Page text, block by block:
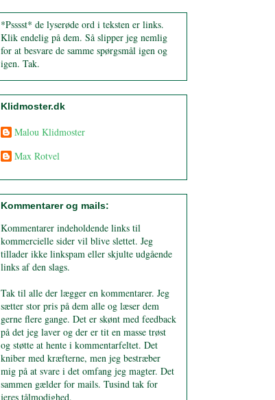
*Psssst* de lyserøde ord i teksten er links.
Klik endelig på dem. Så slipper jeg nemlig
for at besvare de samme spørgsmål igen og
igen. Tak.
Klidmoster.dk
Malou Klidmoster
Max Rotvel
Kommentarer og mails:
Kommentarer indeholdende links til
kommercielle sider vil blive slettet. Jeg
tillader ikke linkspam eller skjulte udgående
links af den slags.
Tak til alle der lægger en kommentarer. Jeg
sætter stor pris på dem alle og læser dem
gerne flere gange. Det er skønt med feedback
på det jeg laver og der er tit en masse trøst
og støtte at hente i kommentarfeltet. Det
kniber med kræfterne, men jeg bestræber
mig på at svare i det omfang jeg magter. Det
sammen gælder for mails. Tusind tak for
jeres tålmodighed.